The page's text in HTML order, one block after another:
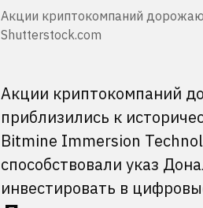
Акции криптокомпаний
Shutterstock.com
Акции криптокомпаний
приблизились к
Bitmine Immersion
способствовали указ
инвестировать в